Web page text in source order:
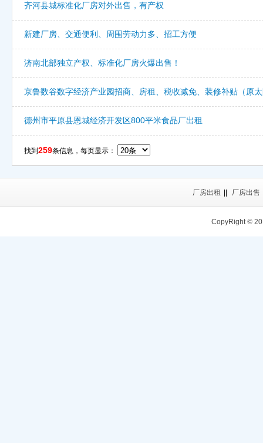
齐河县城标准化厂房对外出售，有产权
新建厂房、交通便利、周围劳动力多、招工方便
济南北部独立产权、标准化厂房火爆出售！
京鲁数谷数字经济产业园招商、房租、税收减免、装修补贴（原
德州市平原县恩城经济开发区800平米食品厂出租
找到 259条信息，每页显示：
厂房出租 厂房出售
CopyRight©